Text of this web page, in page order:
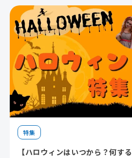
特集
【ハロウィンはいつから？何す